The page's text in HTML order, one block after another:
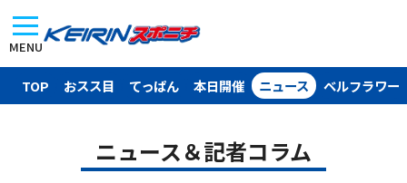
MENU
TOP おスス目 てっぱん 本日開催 ニュース ベルフラワー
ニュース＆記者コラム